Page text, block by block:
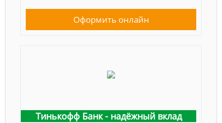
Оформить онлайн
Тинькофф Банк - надёжный вклад